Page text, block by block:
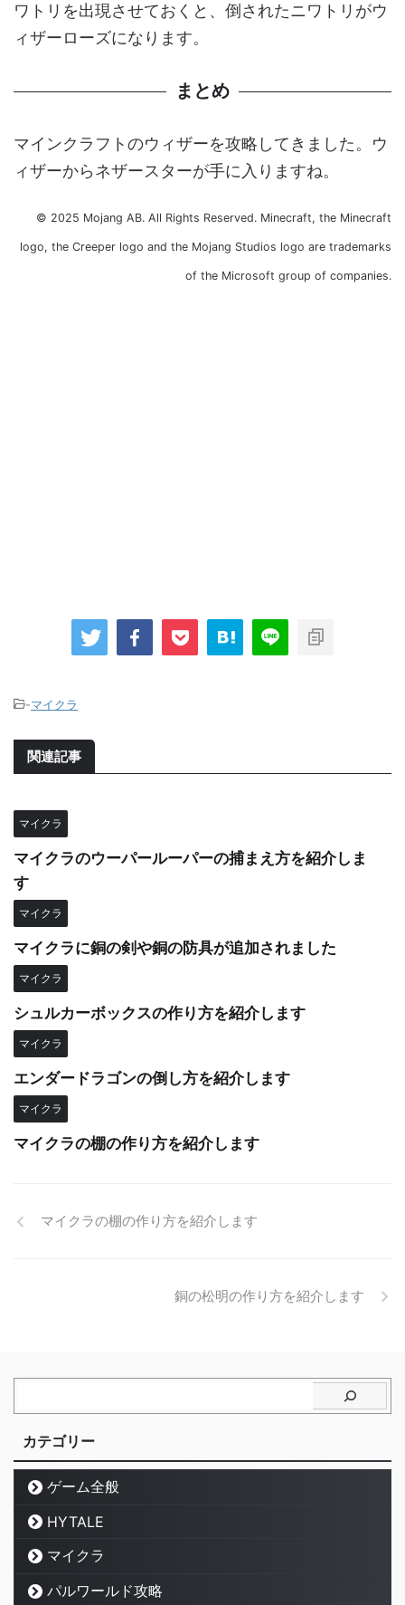
ワトリを出現させておくと、倒されたニワトリがウ
ィザーローズになります。
まとめ
マインクラフトのウィザーを攻略してきました。ウ
ィザーからネザースターが手に入りますね。
© 2025 Mojang AB. All Rights Reserved. Minecraft, the Minecraft
logo, the Creeper logo and the Mojang Studios logo are trademarks
of the Microsoft group of companies.
-マイクラ
関連記事
マイクラ
マイクラのウーパールーパーの捕まえ方を紹介しま
す
マイクラ
マイクラに銅の剣や銅の防具が追加されました
マイクラ
シュルカーボックスの作り方を紹介します
マイクラ
エンダードラゴンの倒し方を紹介します
マイクラ
マイクラの棚の作り方を紹介します
マイクラの棚の作り方を紹介します
銅の松明の作り方を紹介します
カテゴリー
ゲーム全般
HYTALE
マイクラ
パルワールド攻略